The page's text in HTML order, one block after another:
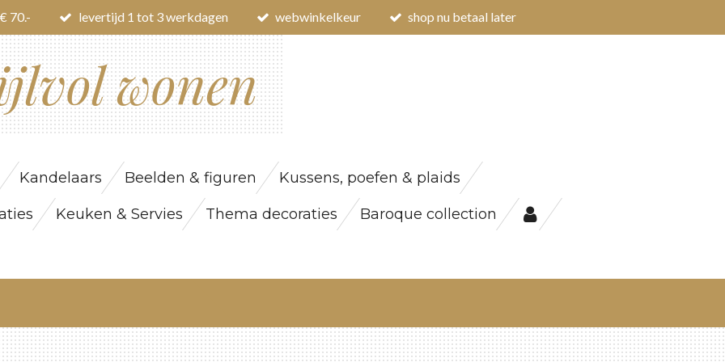
70.- levertijd 1 tot 3 werkdagen webwinkelkeur shop nu betaal later
wonen
Kandelaars Beelden & figuren Kussens, poefen & plaids
Keuken & Servies Thema decoraties Baroque collection